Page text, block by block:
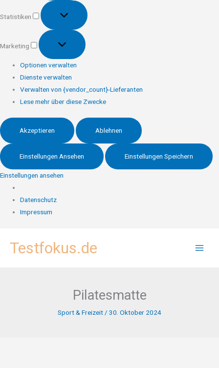
Statistiken
Statistiken
Marketing
Marketing
Optionen verwalten
Dienste verwalten
Verwalten von {vendor_count}-Lieferanten
Lese mehr über diese Zwecke
Akzeptieren Ablehnen
Einstellungen Ansehen Einstellungen Speichern
Einstellungen ansehen
Datenschutz
Impressum
InhaltTestfokus.de
Pilatesmatte
Sport & Freizeit / 30. Oktober 2024